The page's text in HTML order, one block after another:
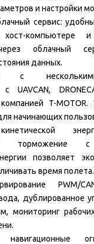
и настройки
сервис:
компьютере
облачный
данных.
с
UAVCAN,
T-
начинающих
торможение с
позволяет
время полета.
PWM/
дублированное
мониторинг